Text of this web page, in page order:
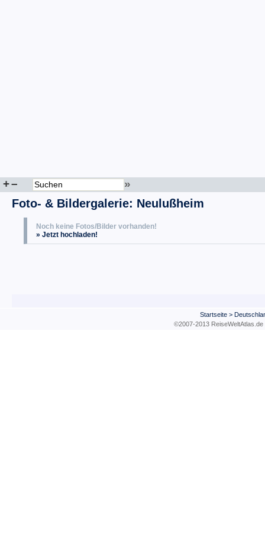
+– »
Foto- & Bildergalerie: Neulußheim
Noch keine Fotos/Bilder vorhanden!
» Jetzt hochladen!
Startseite>
©2007-2013